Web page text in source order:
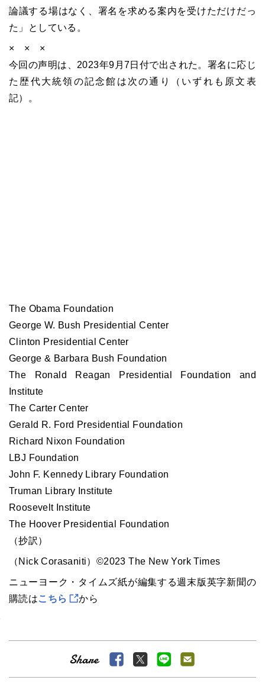
論議する場はなく、署名を求める案内を受けただけだっ
た」としている。
× × ×
今回の声明は、2023年9月7日付で出された。署名に応じ
た歴代大統領の記念館は次の通り（いずれも原文表
記）。
The Obama Foundation
George W. Bush Presidential Center
Clinton Presidential Center
George & Barbara Bush Foundation
The Ronald Reagan Presidential Foundation and
Institute
The Carter Center
Gerald R. Ford Presidential Foundation
Richard Nixon Foundation
LBJ Foundation
John F. Kennedy Library Foundation
Truman Library Institute
Roosevelt Institute
The Hoover Presidential Foundation
（抄訳）
（Nick Corasaniti）©2023 The New York Times
ニューヨーク・タイムズ紙が編集する週末版英字新聞の
購読はこちら から